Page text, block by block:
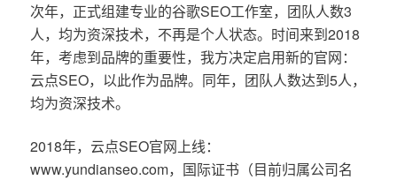
次年，正式组建专业的谷歌SEO工作室，团队人数3
人，均为资深技术，不再是个人状态。时间来到2018
年，考虑到品牌的重要性，我方决定启用新的官网：
云点SEO，以此作为品牌。同年，团队人数达到5人，
均为资深技术。
2018年，云点SEO官网上线：
www.yundianseo.com，国际证书（目前归属公司名